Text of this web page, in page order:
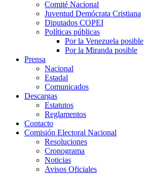
Comité Nacional
Juventud Demócrata Cristiana
Diputados COPEI
Políticas públicas
Por la Venezuela posible
Por la Miranda posible
Prensa
Nacional
Estadal
Comunicados
Descargas
Estatutos
Reglamentos
Contacto
Comisión Electoral Nacional
Resoluciones
Cronograma
Noticias
Avisos Oficiales